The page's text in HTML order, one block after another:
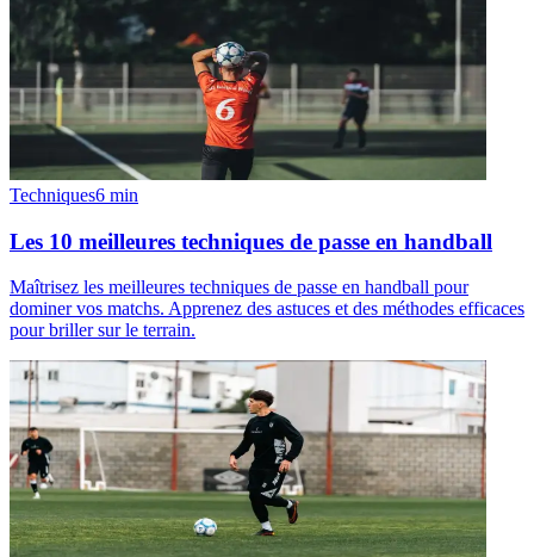
Techniques6 min
Les 10 meilleures techniques de passe en handball
Maîtrisez les meilleures techniques de passe en handball pour
dominer vos matchs. Apprenez des astuces et des méthodes efficaces
pour briller sur le terrain.